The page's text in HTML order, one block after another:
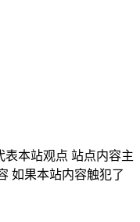
表本站观点 站点内容主
如果本站内容触犯了